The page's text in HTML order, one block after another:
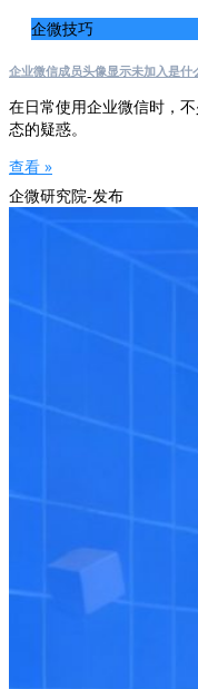
企微技巧
企业微信成员头像显示未加入是
在日常使用企业微信时，
态的疑惑。
查看 »
企微研究院-发布